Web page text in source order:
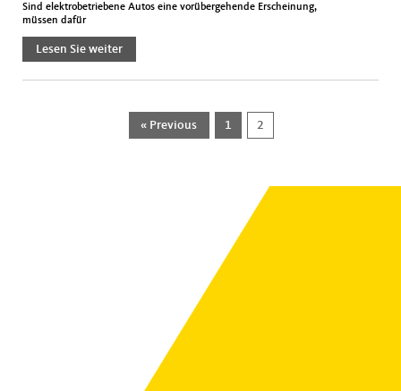
Sind elektrobetriebene Autos eine vorübergehende Erscheinung,
müssen dafür
Lesen Sie weiter
« Previous 1 2